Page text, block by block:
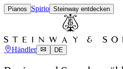
Pianos Spirio Steinway entdecken
Händler DE